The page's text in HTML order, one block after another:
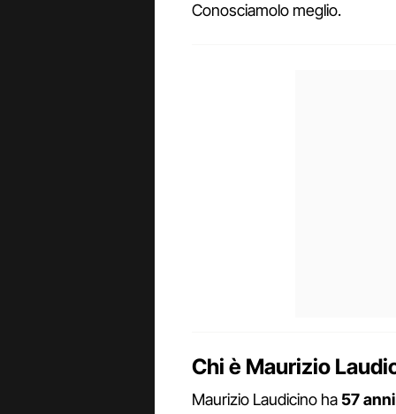
Conosciamolo meglio.
Chi è Maurizio
Maurizio Laudicino ha 57 anni